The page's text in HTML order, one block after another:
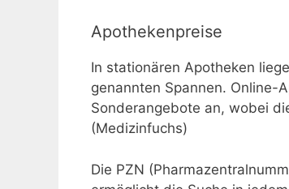
Apothekenpreise
In stationären Apotheken
genannten Spannen. Online-
Sonderangebote an, wobei
(Medizinfuchs)
Die PZN